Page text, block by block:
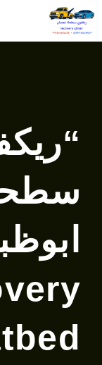
إلى
المحتوى